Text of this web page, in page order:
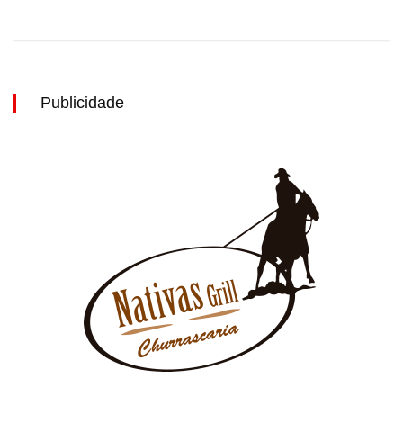
Publicidade